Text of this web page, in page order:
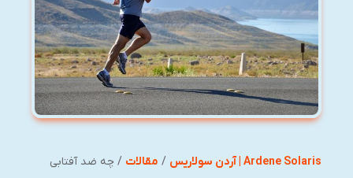
Ardene Solaris | آردن سولاریس / مقالات/ چه ضد آفتابی